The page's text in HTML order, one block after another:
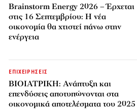
Brainstorm Energy 2026 – Έρχεται
στις 16 Σεπτεμβρίου: Η νέα
οικονομία θα χτιστεί πάνω στην
ενέργεια
ΕΠΙΧΕΙΡΗΣΕΙΣ
ΒΙΟΙΑΤΡΙΚΗ: Ανάπτυξη και
επενδύσεις αποτυπώνονται στα
οικονομικά αποτελέσματα του 2025